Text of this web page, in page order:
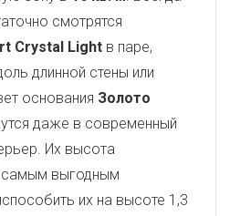
смотрятся
Crystal Light в паре,
длинной стены или
основания Золото
даже в современный
Их высота
самым выгодным
их на высоте 1,3